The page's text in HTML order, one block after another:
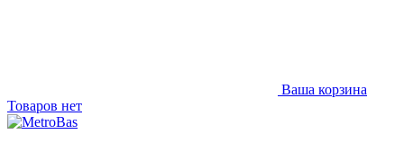
Ваша корзина
Товаров нет